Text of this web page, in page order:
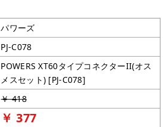
パワーズ
PJ-C078
POWERS XT60タイプコネクターII(オス
メスセット) [PJ-C078]
￥ 418
￥ 377